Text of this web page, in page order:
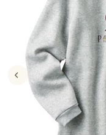
キッチン・雑貨・日用
家具・収納
寝具・ベッド
カーテン・ラグ・フ
美容・健康通販すべて
美容・健康・サプリメ
制服・スクール
制服・スクールすべて
制服・学生服
ジュニア・ティーンズ
大きいサイズ
大きいサイズ通販すべ
大きいサイズ レディー
バーゲン
バーゲンセール
寝具・ベッド
カーテン・ラグ・フ
美容・健康・サプリ
制服・スクールすべて
制服・学生服
ジュニア・ティーンズ
大きいサイズ
大きいサイズ通販すべ
大きいサイズ レディー
大きいサイズ レディ
バーゲン
バーゲンセール
シークレットセール
詳細検索
商品カテゴリ一覧